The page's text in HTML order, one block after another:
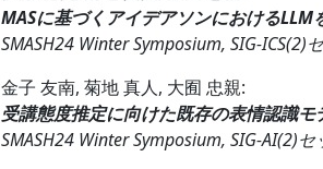
MASに基づくアイデアソンにおける
SMASH24 Winter Symposium, SIG-ICS(2)
金子 友南, 菊地 真人, 大囿 忠親:
受講態度推定に向けた既存の表情認識
SMASH24 Winter Symposium, SIG-AI(2)